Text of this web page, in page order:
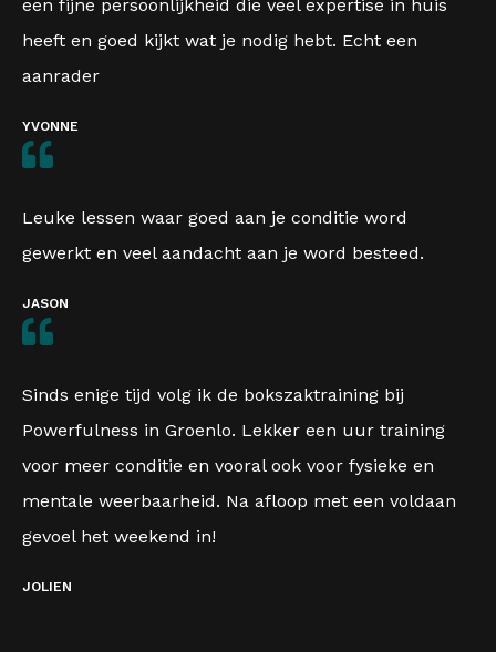
een fijne persoonlijkheid die veel expertise in huis
heeft en goed kijkt wat je nodig hebt. Echt een
aanrader
YVONNE
Leuke lessen waar goed aan je conditie word
gewerkt en veel aandacht aan je word besteed.
JASON
Sinds enige tijd volg ik de bokszaktraining bij
Powerfulness in Groenlo. Lekker een uur training
voor meer conditie en vooral ook voor fysieke en
mentale weerbaarheid. Na afloop met een voldaan
gevoel het weekend in!
JOLIEN